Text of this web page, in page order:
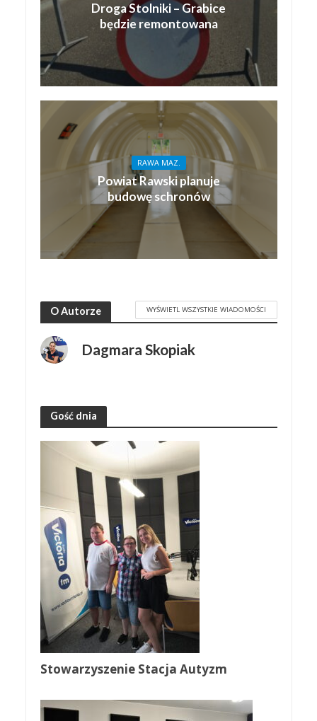
Droga Stolniki – Grabice
będzie remontowana
RAWA MAZ.
Powiat Rawski planuje
budowę schronów
O Autorze WYŚWIETL WSZYSTKIE WIADOMOŚCI
Dagmara Skopiak
Gość dnia
Stowarzyszenie Stacja Autyzm